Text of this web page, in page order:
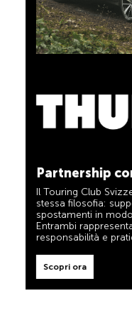
Partnership
Il Touring Club
stessa filosofia:
spostamenti in
Entrambi
responsabilità e
Scopri ora
TCS Member
socio, carta di
Scopri oraTCS
Scopri ora